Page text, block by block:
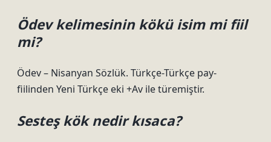
Ödev kelimesinin kökü isim mi fiil
mi?
Ödev – Nisanyan Sözlük. Türkçe-Türkçe pay-
fiilinden Yeni Türkçe eki +Av ile türemiştir.
Sesteş kök nedir kısaca?